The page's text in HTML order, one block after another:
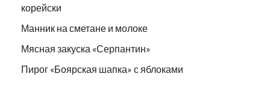
корейски
Манник на сметане и молоке
Мясная закуска «Серпантин»
Пирог «Боярская шапка» с яблоками